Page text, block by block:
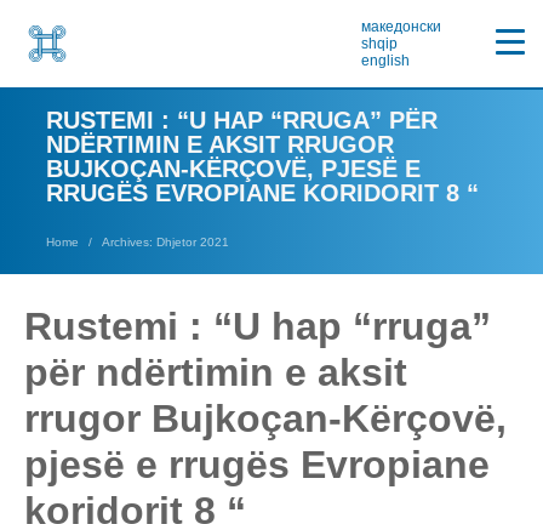
македонски
shqip
english
RUSTEMI : “U HAP “RRUGA” PËR
NDËRTIMIN E AKSIT RRUGOR
BUJKOÇAN-KËRÇOVË, PJESË E
RRUGËS EVROPIANE KORIDORIT 8 “
Home Archives: Dhjetor 2021
Rustemi : “U hap “rruga”
për ndërtimin e aksit
rrugor Bujkoçan-Kërçovë,
pjesë e rrugës Evropiane
koridorit 8 “